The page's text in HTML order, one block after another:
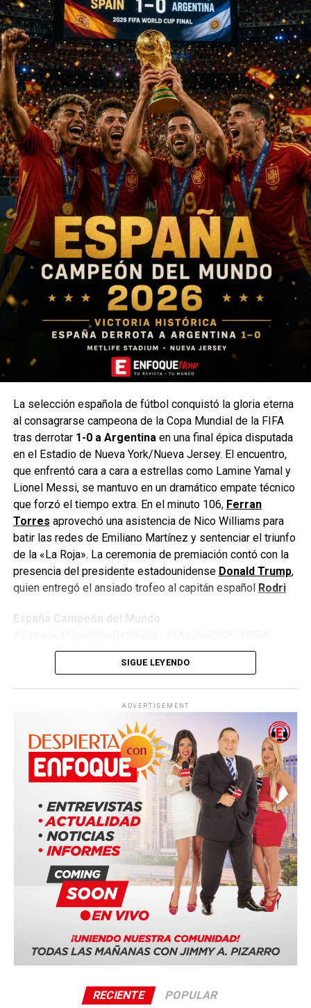
La selección española de fútbol conquistó la gloria eterna
al consagrarse campeona de la Copa Mundial de la FIFA
tras derrotar 1-0 a Argentinaen una final épica disputada
en el Estadio de Nueva York/Nueva Jersey. El encuentro,
que enfrentó cara a cara a estrellas como Lamine Yamal y
Lionel Messi, se mantuvo en un dramático empate técnico
que forzó el tiempo extra. En el minuto 106, Ferran
Torres aprovechó una asistencia de Nico Williams para
batir las redes de Emiliano Martínez y sentenciar el triunfo
de la «La Roja». La ceremonia de premiación contó con la
presencia del presidente estadounidense Donald Trump,
quien entregó el ansiado trofeo al capitán español Rodri
España Campeón del Mundo
#Argentina #Fútbol #LaRoja #WorldCup2026
#JimmyPizarro #EnfoqueNow
SIGUE LEYENDO
ADVERTISEMENT
RECIENTE POPULAR